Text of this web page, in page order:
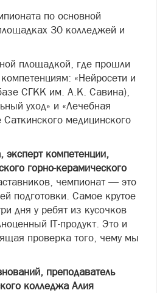
по основной
30 колледжей и
площадкой, где прошли
«Нейросети и
СГКК им. А.К. Савина),
уход» и «Лечебная
Саткинского медицинского
компетенции,
горно-керамического
чемпионат — это
подготовки. Самое крутое
дня у ребят из кусочков
IT-продукт. Это и
проверка того, чему мы
преподаватель
колледжа Алия